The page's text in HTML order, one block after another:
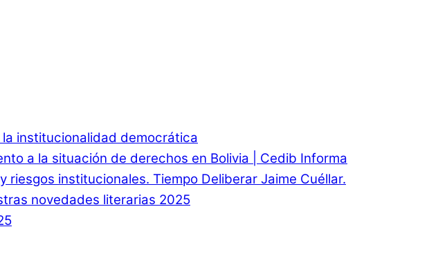
institucionalidad democrática
a la situación de derechos en Bolivia | Cedib Informa
riesgos institucionales. Tiempo Deliberar Jaime Cuéllar.
novedades literarias 2025